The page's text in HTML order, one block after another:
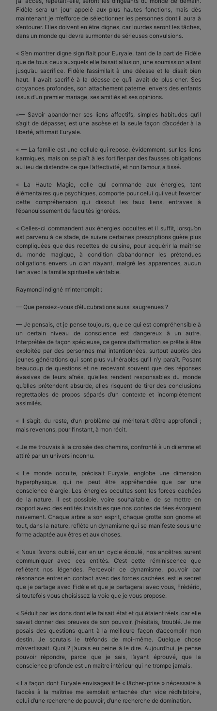
Fidèle sera un jour appelé aux plus hautes fonctions, mais dès
maintenant je m’efforce de sélectionner les personnes dont il aura à
s’entourer. Elles doivent en être dignes, car lourdes seront les tâches,
dans un monde qui devra surmonter de sérieuses convulsions.
« S’en montrer digne signifiait pour Euryale, tant de la part de Fidèle
que de tous ceux auxquels elle faisait allusion, une soumission allant
jusqu’au sacrifice. Fidèle l’assimilait à une déesse et le disait bien
haut. Il avait sacrifié à la déesse ce qu’il avait de plus cher. Ses
croyances profondes, son attachement paternel envers des enfants
issus d’un premier mariage, ses amitiés et ses opinions.
«— Savoir abandonner ses liens affectifs, simples habitudes qu’il
s’agit de dépasser, est une ascèse et la seule façon d’accéder à la
liberté, affirmait Euryale.
« — La famille est une cellule qui repose, évidemment, sur les liens
karmiques, mais on se plaît à les fortifier par des fausses obligations
au lieu de distendre ce que l’affectivité, et non l’amour, a tissé.
« La Haute Magie, celle qui commande aux énergies, tant
élémentaires que psychiques, comporte pour celui qui veut l’exercer
cette compréhension qui dissout les faux liens, entraves à
l’épanouissement de facultés ignorées.
« Celles-ci commandent aux énergies occultes et il suffit, lorsqu’on
est parvenu à ce stade, de suivre certaines prescriptions guère plus
compliquées que des recettes de cuisine, pour acquérir la maîtrise
du monde magique, à condition d’abandonner les prétendues
obligations envers un clan n’ayant, malgré les apparences, aucun
lien avec la famille spirituelle véritable.
Raymond indigné m’interrompit :
— Que pensiez-vous d’élucubrations aussi saugrenues ?
— Je pensais, et je pense toujours, que ce qui est compréhensible à
un certain niveau de conscience est dangereux à un autre.
Interprétée de façon spécieuse, ce genre d’affirmation se prête à être
exploitée par des personnes mal intentionnées, surtout auprès des
jeunes générations qui sont plus vulnérables qu’il n’y paraît. Posant
beaucoup de questions et ne recevant souvent que des réponses
évasives de leurs aînés, qu’elles rendent responsables du monde
qu’elles prétendent absurde, elles risquent de tirer des conclusions
regrettables de propos séparés d’un contexte et incomplètement
assimilés.
« Il s’agit, du reste, d’un problème qui mériterait d’être approfondi ;
mais revenons, pour l’instant, à mon récit.
« Je me trouvais à la croisée des chemins, confronté à un dilemme et
attiré par un univers inconnu.
« Le monde occulte, précisait Euryale, englobe une dimension
hyperphysique, qui ne peut être appréhendée que par une
conscience élargie. Les énergies occultes sont les forces cachées
de la nature. Il est possible, voire souhaitable, de se mettre en
rapport avec des entités invisibles que nos contes de fées évoquent
naïvement. Chaque arbre a son esprit, chaque grotte son gnome et
tout, dans la nature, reflète un dynamisme qui se manifeste sous une
forme adaptée aux êtres et aux choses.
« Nous l’avons oublié, car en un cycle écoulé, nos ancêtres surent
communiquer avec ces entités. C’est cette réminiscence que
reflètent nos légendes. Percevoir ce dynamisme, pouvoir par
résonance entrer en contact avec des forces cachées, est le secret
que je partage avec Fidèle et que je partagerai avec vous, Frédéric,
si toutefois vous choisissez la voie que je vous propose.
« Séduit par les dons dont elle faisait état et qui étaient réels, car elle
savait donner des preuves de son pouvoir, j’hésitais, troublé. Je me
posais des questions quant à la meilleure façon d’accomplir mon
destin. Je scrutais le tréfonds de moi-même. Quelque chose
m’avertissait. Quoi ? j’aurais eu peine à le dire. Aujourd’hui, je pense
pouvoir répondre, parce que je sais, l’ayant éprouvé, que la
conscience profonde est un maître intérieur qui ne trompe jamais.
« La façon dont Euryale envisageait le « lâcher-prise » nécessaire à
l’accès à la maîtrise me semblait entachée d’un vice rédhibitoire,
celui d’une recherche de pouvoir, d’une recherche de domination.